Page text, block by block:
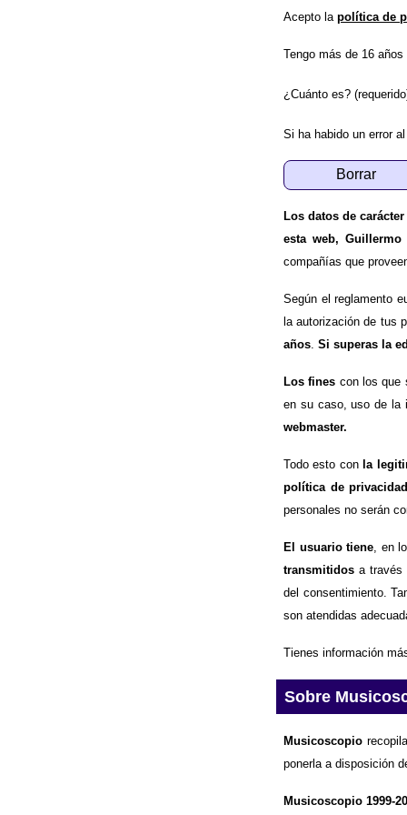
Acepto la política de
Tengo más de 16
¿Cuánto es?
Si ha habido un error
Los datos de carácter
esta web,
compañías que
Según el reglamento
la autorización de tus
años Si superas la
Los fines con los que
en su caso, uso de la
webmaster.
Todo esto con la
política de privacidad
personales no serán
El usuario tiene , en
transmitidos a través
del consentimiento.
son atendidas
Tienes información
Sobre
Musicoscopio
ponerla a disposición
Musicoscopio 1999-